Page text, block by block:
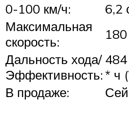
0-100 км/ч:
6,2
Максимальная
скорость:
Дальность хода/
Эффективность:* ч
В продаже: